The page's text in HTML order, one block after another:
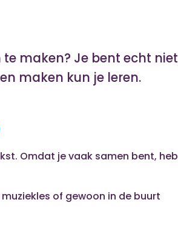
maken? Je bent echt niet
maken kun je leren.
Omdat je vaak samen bent, heb
of gewoon in de buurt